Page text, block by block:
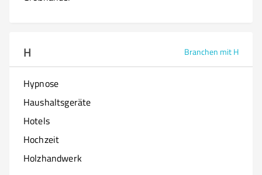
H Branchen mit H
Hypnose
Haushaltsgeräte
Hotels
Hochzeit
Holzhandwerk